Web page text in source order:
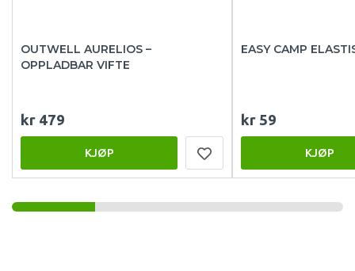
OUTWELL AURELIOS –
OPPLADBAR VIFTE
kr 479
KJØP
EASY CAMP
kr 59
KJØP